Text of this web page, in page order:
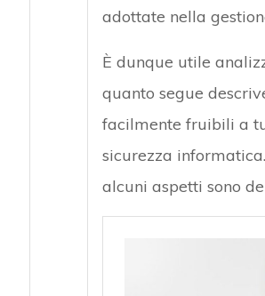
adottate nella
È dunque utile
quanto segue
facilmente fruibili a
sicurezza
alcuni aspetti sono